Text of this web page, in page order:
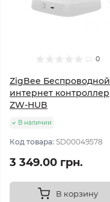
0
ZigBee Беспроводной
интернет контроллер
ZW-HUB
В наличии
Код товара: SD00049578
3 349.00 грн.
В корзину